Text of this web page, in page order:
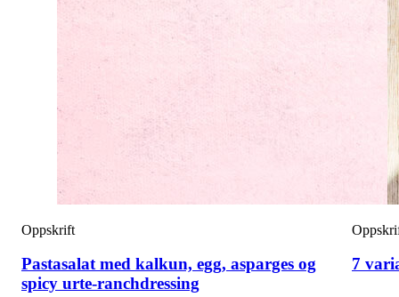
Oppskrift
Pastasalat med kalkun, egg, asparges og
spicy urte-ranchdressing
7